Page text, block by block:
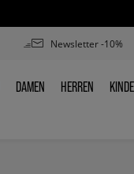
Newsletter -10%
DAMEN
DAMEN HERREN
HERREN